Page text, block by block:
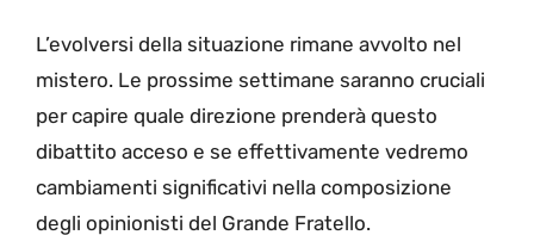
L’evolversi della situazione rimane avvolto nel
mistero. Le prossime settimane saranno cruciali
per capire quale direzione prenderà questo
dibattito acceso e se effettivamente vedremo
cambiamenti significativi nella composizione
degli opinionisti del Grande Fratello.